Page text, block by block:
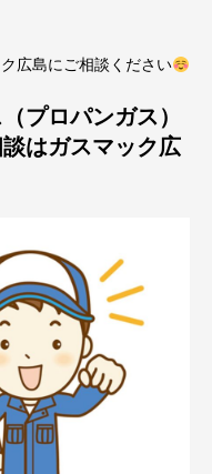
広島にご相談ください
プロパンガス）
はガスマック広